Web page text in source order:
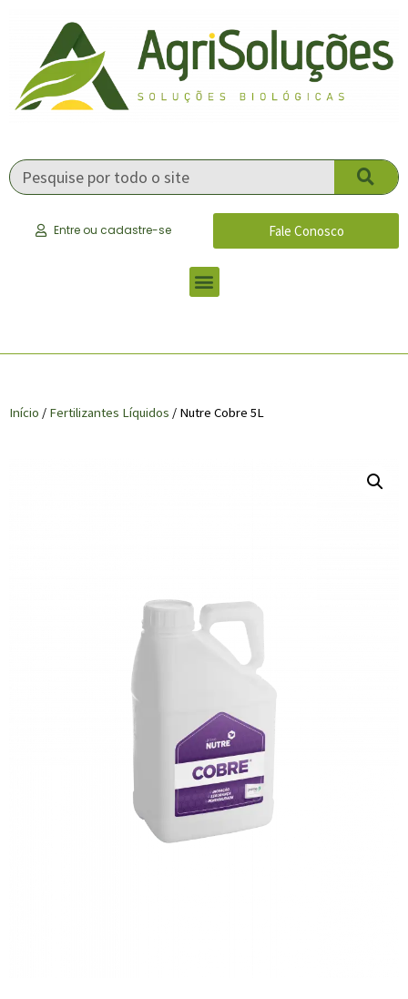
Entre ou cadastre-se Fale Conosco
Início / Fertilizantes Líquidos / Nutre Cobre 5L